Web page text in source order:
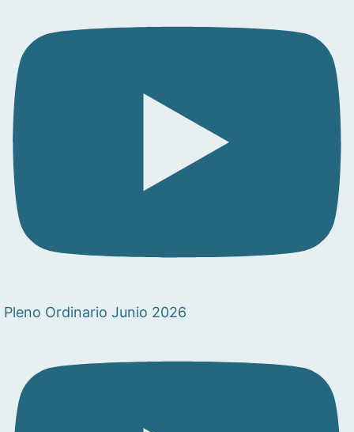
Pleno Ordinario Junio 2026